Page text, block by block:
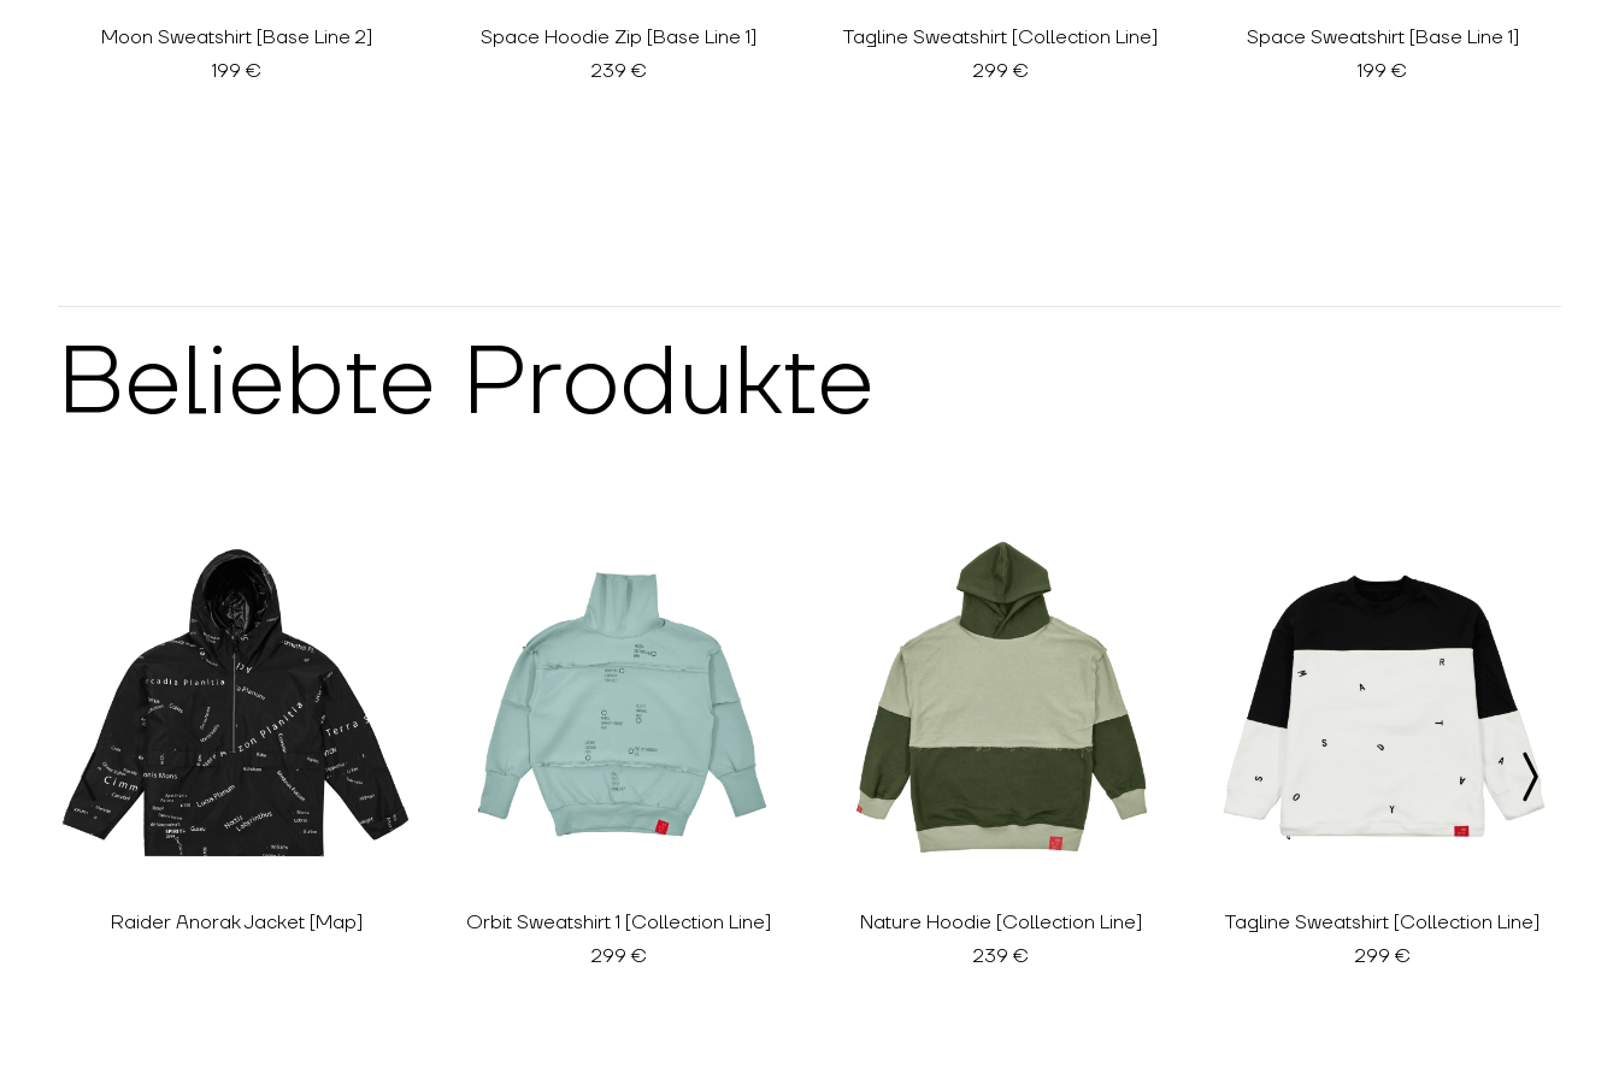
Moon Sweatshirt [Base Line 2]
199 €
Space Hoodie Zip [Base Line 1]
239 €
Tagline Sweatshirt [Collection Line]
299 €
Space Sweatshirt [Base Line 1]
199 €
Beliebte Produkte
Raider Anorak Jacket [Map]
Orbit Sweatshirt 1 [Collection Line]
299 €
Nature Hoodie [Collection Line]
239 €
Tagline Sweatshirt [Collection Line]
299 €